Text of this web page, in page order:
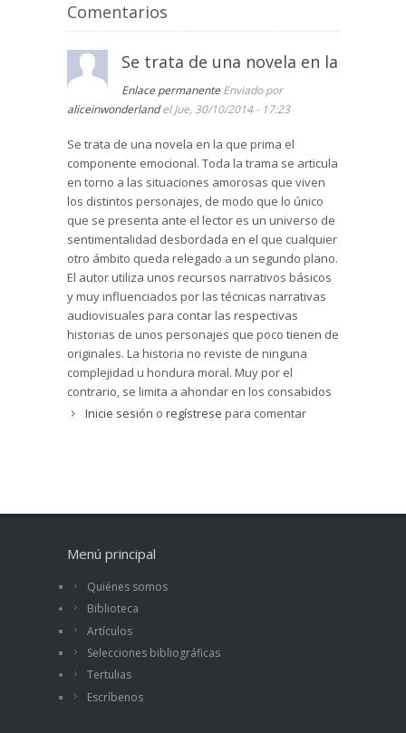
Comentarios
Se trata de una novela en la
Enlace permanente Enviado por
aliceinwonderlandel Jue, 30/10/2014 - 17:23
Se trata de una novela en la que prima el
componente emocional. Toda la trama se articula
en torno a las situaciones amorosas que viven
los distintos personajes, de modo que lo único
que se presenta ante el lector es un universo de
sentimentalidad desbordada en el que cualquier
otro ámbito queda relegado a un segundo plano.
El autor utiliza unos recursos narrativos básicos
y muy influenciados por las técnicas narrativas
audiovisuales para contar las respectivas
historias de unos personajes que poco tienen de
originales. La historia no reviste de ninguna
complejidad u hondura moral. Muy por el
contrario, se limita a ahondar en los consabidos
estereotipos adolescentes. A ello se ha de
Inicie sesión o regístrese para comentar
Menú principal
Quiénes somos
Biblioteca
Artículos
Selecciones bibliográficas
Tertulias
Escríbenos